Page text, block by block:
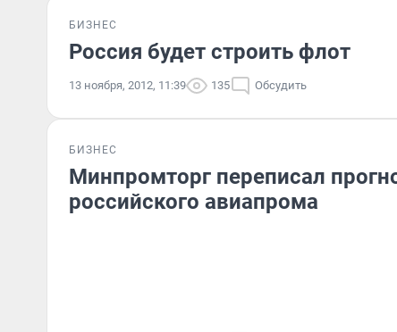
БИЗНЕС
Россия будет строить флот
13 ноября, 2012, 11:39 135 Обсудить
БИЗНЕС
Минпромторг переписал
российского авиапрома